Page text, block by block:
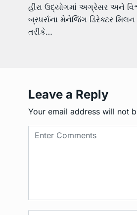
હીરા ઉદ્યોગમાં અગ્રેસર અને
બ્રધર્સના મેનેજિંગ ડિરેક્ટર
તરીકે…
Leave a Reply
Your email address will not